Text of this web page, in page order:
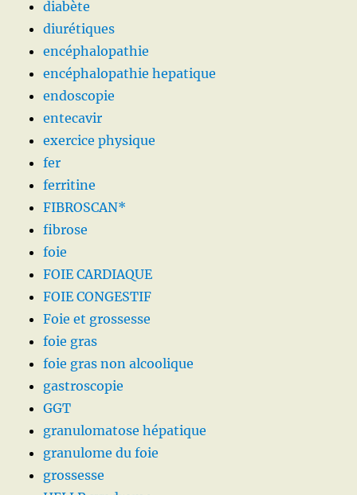
diabète
diurétiques
encéphalopathie
encéphalopathie hepatique
endoscopie
entecavir
exercice physique
fer
ferritine
FIBROSCAN*
fibrose
foie
FOIE CARDIAQUE
FOIE CONGESTIF
Foie et grossesse
foie gras
foie gras non alcoolique
gastroscopie
GGT
granulomatose hépatique
granulome du foie
grossesse